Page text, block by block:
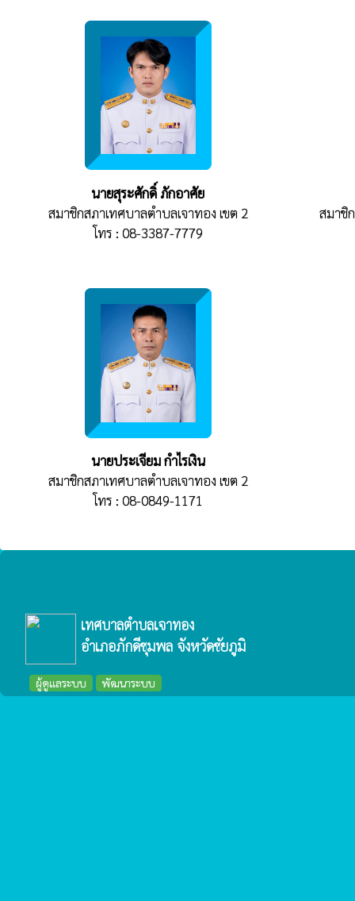
นายสุระศักดิ์ ภักอาศัย
สมาชิกสภาเทศบาลตำบลเจาทอง เขต 2
โทร : 08-3387-7779
สมาชิ
นายประเจียม กำไรเงิน
สมาชิกสภาเทศบาลตำบลเจาทอง เขต 2
โทร : 08-0849-1171
เทศบาลตำบลเจาทอง
อำเภอภักดีชุมพล จังหวัดชัยภูมิ
ผู้ดูแลระบบ พัฒนาระบบ